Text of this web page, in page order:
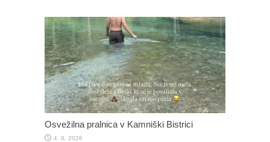
Osvežilna pralnica v Kamniški Bistrici
4. 8. 2026